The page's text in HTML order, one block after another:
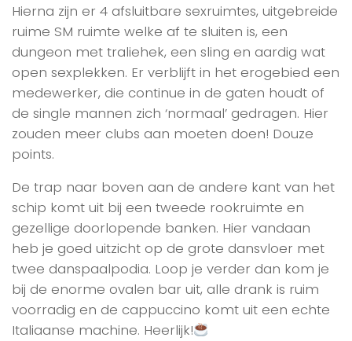
Hierna zijn er 4 afsluitbare sexruimtes, uitgebreide
ruime SM ruimte welke af te sluiten is, een
dungeon met traliehek, een sling en aardig wat
open sexplekken. Er verblijft in het erogebied een
medewerker, die continue in de gaten houdt of
de single mannen zich ‘normaal’ gedragen. Hier
zouden meer clubs aan moeten doen! Douze
points.
De trap naar boven aan de andere kant van het
schip komt uit bij een tweede rookruimte en
gezellige doorlopende banken. Hier vandaan
heb je goed uitzicht op de grote dansvloer met
twee danspaalpodia. Loop je verder dan kom je
bij de enorme ovalen bar uit, alle drank is ruim
voorradig en de cappuccino komt uit een echte
Italiaanse machine. Heerlijk!